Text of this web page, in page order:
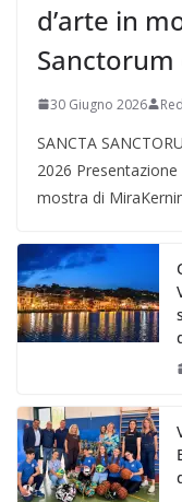
d’arte in
Sanctorum
30 Giugno 2026
SANCTA
2026
mostra di